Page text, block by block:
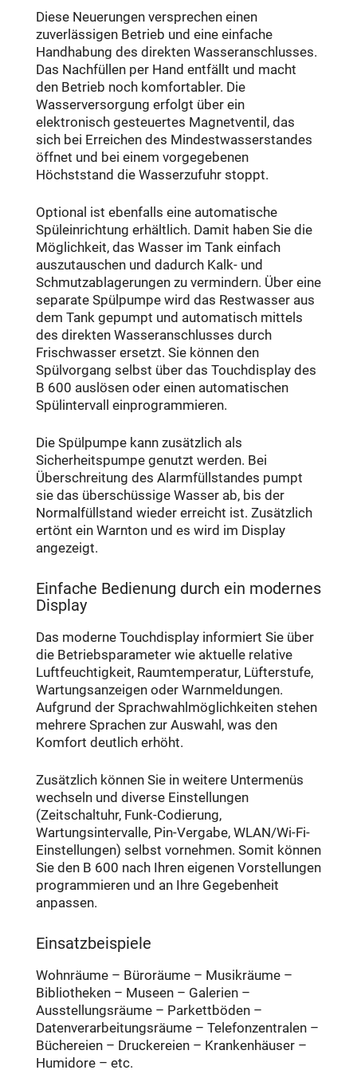
Diese Neuerungen versprechen einen
zuverlässigen Betrieb und eine einfache
Handhabung des direkten Wasseranschlusses.
Das Nachfüllen per Hand entfällt und macht
den Betrieb noch komfortabler. Die
Wasserversorgung erfolgt über ein
elektronisch gesteuertes Magnetventil, das
sich bei Erreichen des Mindestwasserstandes
öffnet und bei einem vorgegebenen
Höchststand die Wasserzufuhr stoppt.
Optional ist ebenfalls eine automatische
Spüleinrichtung erhältlich. Damit haben Sie die
Möglichkeit, das Wasser im Tank einfach
auszutauschen und dadurch Kalk- und
Schmutzablagerungen zu vermindern. Über eine
separate Spülpumpe wird das Restwasser aus
dem Tank gepumpt und automatisch mittels
des direkten Wasseranschlusses durch
Frischwasser ersetzt. Sie können den
Spülvorgang selbst über das Touchdisplay des
B 600 auslösen oder einen automatischen
Spülintervall einprogrammieren.
Die Spülpumpe kann zusätzlich als
Sicherheitspumpe genutzt werden. Bei
Überschreitung des Alarmfüllstandes pumpt
sie das überschüssige Wasser ab, bis der
Normalfüllstand wieder erreicht ist. Zusätzlich
ertönt ein Warnton und es wird im Display
angezeigt.
Einfache Bedienung durch ein modernes
Display
Das moderne Touchdisplay informiert Sie über
die Betriebsparameter wie aktuelle relative
Luftfeuchtigkeit, Raumtemperatur, Lüfterstufe,
Wartungsanzeigen oder Warnmeldungen.
Aufgrund der Sprachwahlmöglichkeiten stehen
mehrere Sprachen zur Auswahl, was den
Komfort deutlich erhöht.
Zusätzlich können Sie in weitere Untermenüs
wechseln und diverse Einstellungen
(Zeitschaltuhr, Funk-Codierung,
Wartungsintervalle, Pin-Vergabe, WLAN/Wi-Fi-
Einstellungen) selbst vornehmen. Somit können
Sie den B 600 nach Ihren eigenen Vorstellungen
programmieren und an Ihre Gegebenheit
anpassen.
Einsatzbeispiele
Wohnräume – Büroräume – Musikräume –
Bibliotheken – Museen – Galerien –
Ausstellungsräume – Parkettböden –
Datenverarbeitungsräume – Telefonzentralen –
Büchereien – Druckereien – Krankenhäuser –
Humidore – etc.